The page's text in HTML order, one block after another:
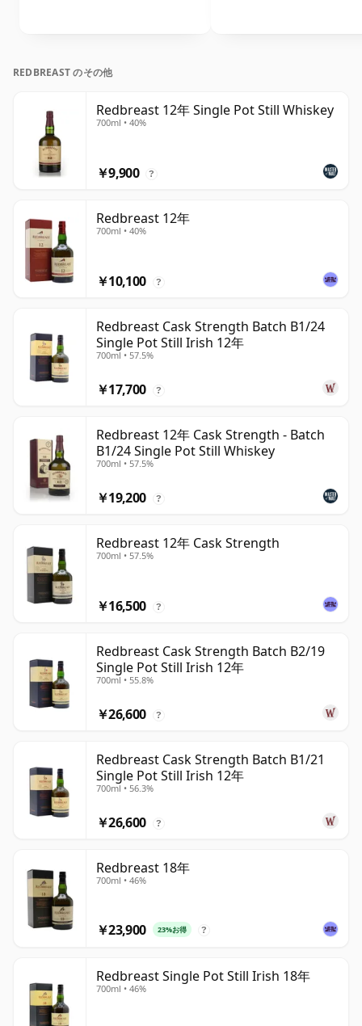
REDBREAST のその他
Redbreast 12年 Single Pot Still Whiskey
700ml • 40%
￥9,900 ?
Redbreast 12年
700ml • 40%
￥10,100 ?
Redbreast Cask Strength Batch B1/24
Single Pot Still Irish 12年
700ml • 57.5%
￥17,700 ?
Redbreast 12年 Cask Strength - Batch
B1/24 Single Pot Still Whiskey
700ml • 57.5%
￥19,200 ?
Redbreast 12年 Cask Strength
700ml • 57.5%
￥16,500 ?
Redbreast Cask Strength Batch B2/19
Single Pot Still Irish 12年
700ml • 55.8%
￥26,600 ?
Redbreast Cask Strength Batch B1/21
Single Pot Still Irish 12年
700ml • 56.3%
￥26,600 ?
Redbreast 18年
700ml • 46%
￥23,900 23%お得 ?
Redbreast Single Pot Still Irish 18年
700ml • 46%